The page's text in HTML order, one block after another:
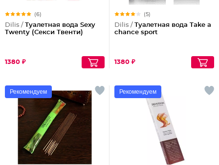
(6)
Dilis / Туалетная вода Sexy
Twenty (Секси Твенти)
1380 ₽
(5)
Dilis / Туалетная вода Take a
chance sport
1380 ₽
Рекомендуем Рекомендуем